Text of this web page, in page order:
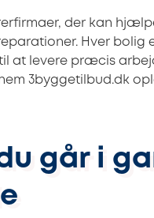
der kan
Hver bolig
at levere præcis
3byggetilbud.dk
går i